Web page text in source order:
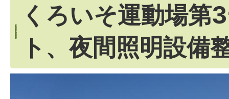
くろいそ運動場第
ト、夜間照明設備